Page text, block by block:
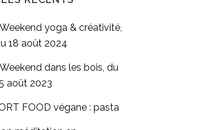
yoga & créativité,
18 août 2024
dans les bois, du
août 2023
FOOD végane : pasta